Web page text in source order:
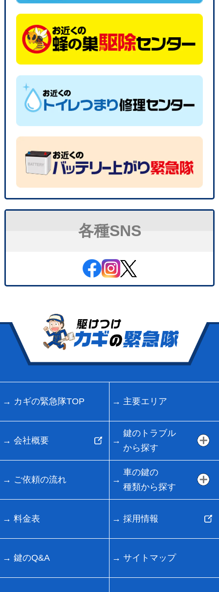
各種SNS
カギの緊急隊TOP 主要エリア
会社概要
鍵のトラブル
から探す
ご依頼の流れ
車の鍵の
種類から探す
料金表 採用情報
鍵のQ&A サイトマップ